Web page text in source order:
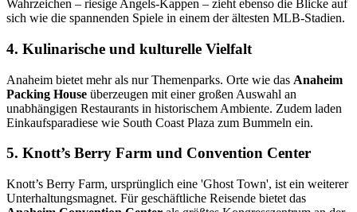
Wahrzeichen – riesige Angels-Kappen – zieht ebenso die Blicke auf
sich wie die spannenden Spiele in einem der ältesten MLB-Stadien.
4. Kulinarische und kulturelle Vielfalt
Anaheim bietet mehr als nur Themenparks. Orte wie das Anaheim
Packing House überzeugen mit einer großen Auswahl an
unabhängigen Restaurants in historischem Ambiente. Zudem laden
Einkaufsparadiese wie South Coast Plaza zum Bummeln ein.
5. Knott’s Berry Farm und Convention Center
Knott’s Berry Farm, ursprünglich eine 'Ghost Town', ist ein weiterer
Unterhaltungsmagnet. Für geschäftliche Reisende bietet das